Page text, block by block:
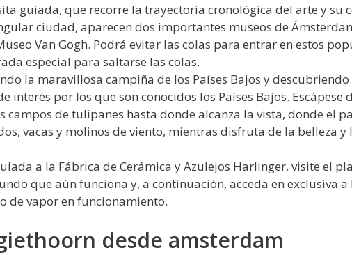
guiada, que recorre la trayectoria cronológica del arte y su
ciudad, aparecen dos importantes museos de
Van Gogh. Podrá evitar las colas para entrar en estos
especial para saltarse las colas.
la maravillosa campiña de los Países Bajos y descubriendo
interés por los que son conocidos los Países Bajos. Escápese
campos de tulipanes hasta donde alcanza la vista, donde el
vacas y molinos de viento, mientras disfruta de la belleza y
a la Fábrica de Cerámica y Azulejos Harlinger, visite el
que aún funciona y, a continuación, acceda en exclusiva
de vapor en funcionamiento.
desde amsterdam